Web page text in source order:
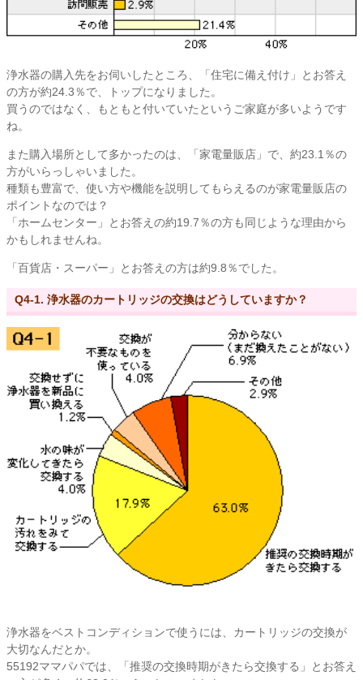
浄水器の購入先をお伺いしたところ、「住宅に備え付け」とお答え
の方が約24.3％で、トップになりました。
買うのではなく、もともと付いていたというご家庭が多いようです
ね。
また購入場所として多かったのは、「家電量販店」で、約23.1％の
方がいらっしゃいました。
種類も豊富で、使い方や機能を説明してもらえるのが家電量販店の
ポイントなのでは？
「ホームセンター」とお答えの約19.7％の方も同じような理由から
かもしれませんね。
「百貨店・スーパー」とお答えの方は約9.8％でした。
Q4-1. 浄水器のカートリッジの交換はどうしていますか？
浄水器をベストコンディションで使うには、カートリッジの交換が
大切なんだとか。
55192ママパパでは、「推奨の交換時期がきたら交換する」とお答え